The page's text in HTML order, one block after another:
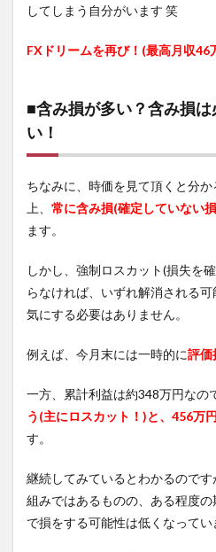
してしまう自分がいます 笑
FXドリームを再び！(最高月収46
■含み損が多い？含み損
い！
ちなみに、時価を見て頂くと分か
上、 常に含み損(確定していない
ます。
しかし、強制ロスカット(損失を
らなければ、いずれ解消される
気にする必要はありません。
例えば、今月末には一時的に評価
一方、累計利益は約348万円なの
う(主にロスカット！)と、456万
す。
継続してみているとわかるので
組みではあるものの、ある程度
で損をする可能性は低くなってい